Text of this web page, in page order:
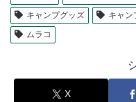
キャンプグッズ
キャン
ムラコ
X